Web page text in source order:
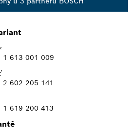
1 613 001 009
2 602 205 141
1 619 200 413